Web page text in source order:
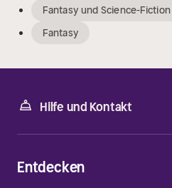
Fantasy und Science-Fiction
Fantasy
Hilfe und Kontakt
Entdecken